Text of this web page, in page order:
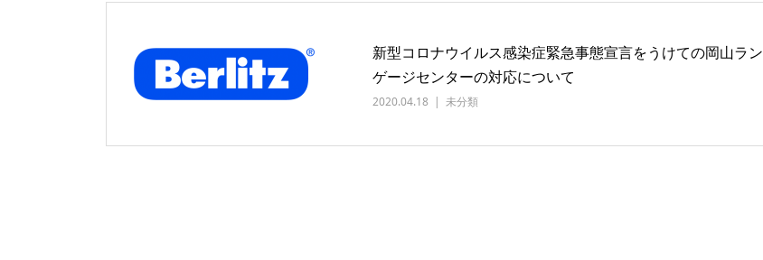
新型コロナウイルス感染症緊急事態宣言をうけての岡山ラン
ゲージセンターの対応について
2020.04.18 未分類